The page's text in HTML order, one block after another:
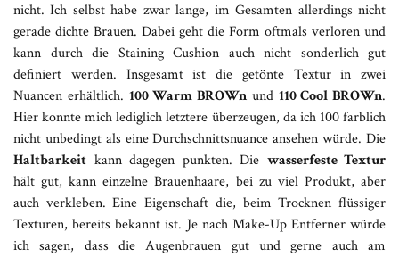
nicht. Ich selbst habe zwar lange, im Gesamten allerdings nicht
gerade dichte Brauen. Dabei geht die Form oftmals verloren und
kann durch die Staining Cushion auch nicht sonderlich gut
definiert werden. Insgesamt ist die getönte Textur in zwei
Nuancen erhältlich. 100 Warm BROWn und 110 Cool BROWn.
Hier konnte mich lediglich letztere überzeugen, da ich 100 farblich
nicht unbedingt als eine Durchschnittsnuance ansehen würde. Die
Haltbarkeit kann dagegen punkten. Die wasserfeste Textur
hält gut, kann einzelne Brauenhaare, bei zu viel Produkt, aber
auch verkleben. Eine Eigenschaft die, beim Trocknen flüssiger
Texturen, bereits bekannt ist. Je nach Make-Up Entferner würde
ich sagen, dass die Augenbrauen gut und gerne auch am